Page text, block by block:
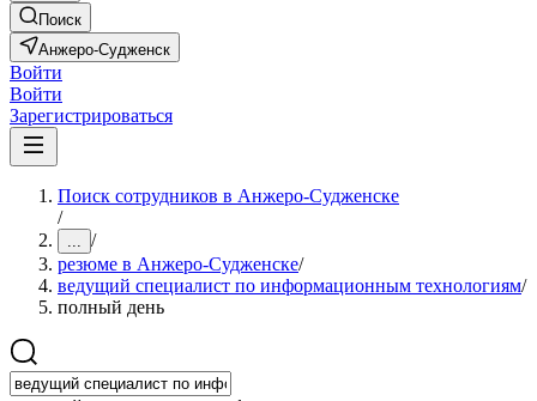
Поиск
Анжеро-Судженск
Войти
Войти
Зарегистрироваться
Поиск сотрудников в Анжеро-Судженске
/
... /
резюме в Анжеро-Судженске/
ведущий специалист по информационным технологиям/
полный день